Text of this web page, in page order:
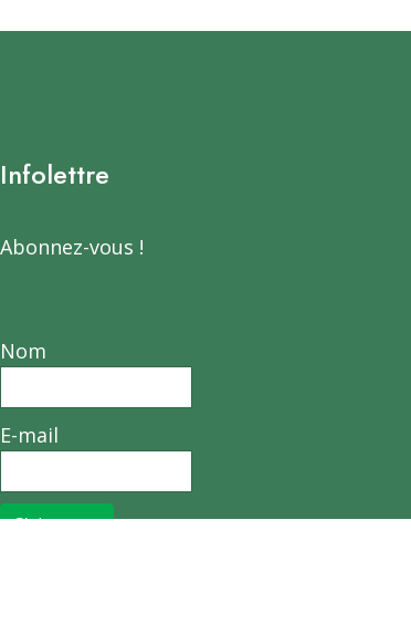
Infolettre
Abonnez-vous !
Nom
E-mail
S’abonner